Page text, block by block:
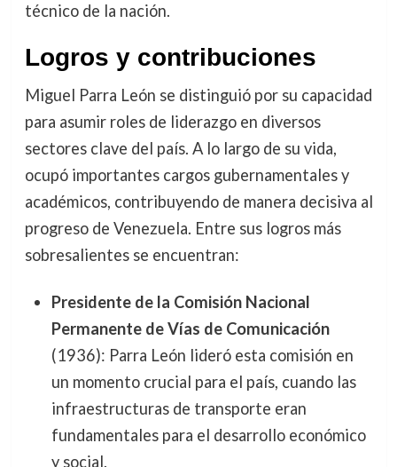
técnico de la nación.
Logros y contribuciones
Miguel Parra León se distinguió por su capacidad
para asumir roles de liderazgo en diversos
sectores clave del país. A lo largo de su vida,
ocupó importantes cargos gubernamentales y
académicos, contribuyendo de manera decisiva al
progreso de Venezuela. Entre sus logros más
sobresalientes se encuentran:
Presidente de la Comisión Nacional
Permanente de Vías de Comunicación
(1936): Parra León lideró esta comisión en
un momento crucial para el país, cuando las
infraestructuras de transporte eran
fundamentales para el desarrollo económico
y social.